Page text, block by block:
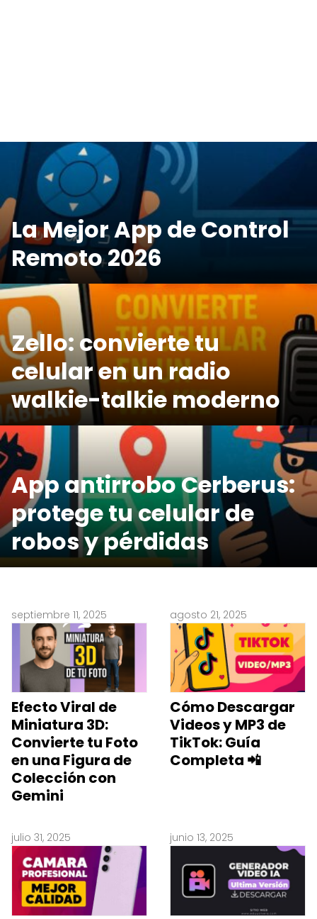
La Mejor App de Control
Remoto 2026
Zello: convierte tu
celular en un radio
walkie-talkie moderno
App antirrobo Cerberus:
protege tu celular de
robos y pérdidas
septiembre 11, 2025
Efecto Viral de
Miniatura 3D:
Convierte tu Foto
en una Figura de
Colección con
Gemini
agosto 21, 2025
Cómo Descargar
Videos y MP3 de
TikTok: Guía
Completa 📲
julio 31, 2025 junio 13, 2025